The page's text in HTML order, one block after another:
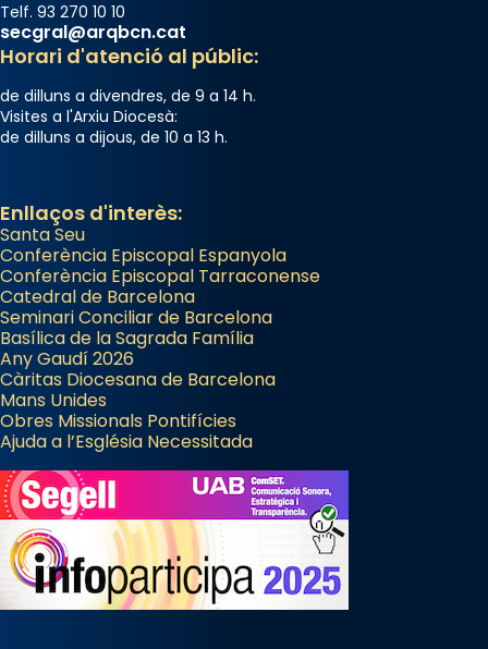
Telf. 93 270 10 10
secgral@arqbcn.cat
Horari d'atenció al públic:
de dilluns a divendres, de 9 a 14 h.
Visites a l'Arxiu Diocesà:
de dilluns a dijous, de 10 a 13 h.
Enllaços d'interès:
Santa Seu
Conferència Episcopal Espanyola
Conferència Episcopal Tarraconense
Catedral de Barcelona
Seminari Conciliar de Barcelona
Basílica de la Sagrada Família
Any Gaudí 2026
Càritas Diocesana de Barcelona
Mans Unides
Obres Missionals Pontifícies
Ajuda a l’Església Necessitada